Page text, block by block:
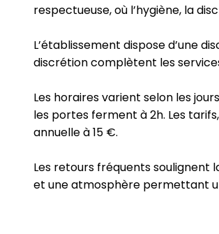
respectueuse, où l’hygiène, la
L’établissement dispose d’une
discrétion complètent les
Les horaires varient selon les
les portes ferment à 2h. Les
annuelle à 15 €.
Les retours fréquents soulignent
et une atmosphère permettant